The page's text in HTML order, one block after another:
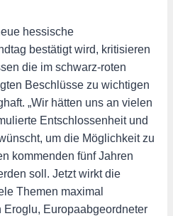
hessische
bestätigt wird, kritisieren
die im schwarz-roten
Beschlüsse zu wichtigen
„Wir hätten uns an vielen
Entschlossenheit und
um die Möglichkeit zu
kommenden fünf Jahren
soll. Jetzt wirkt die
Themen maximal
Eroglu, Europaabgeordneter